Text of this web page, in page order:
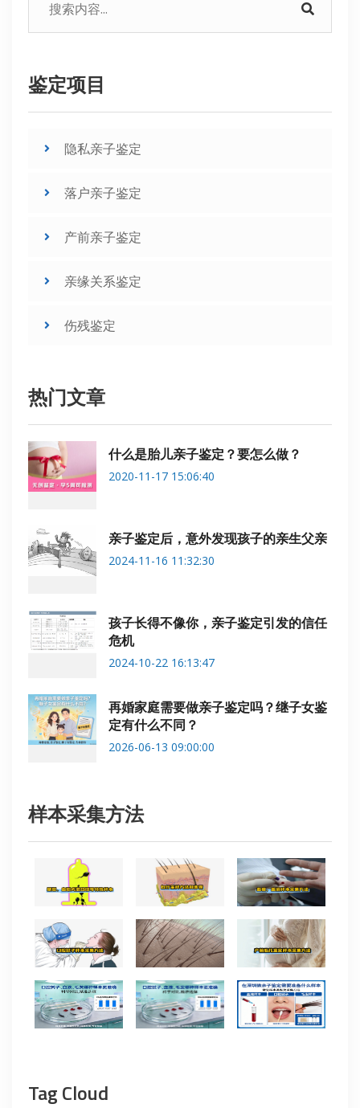
鉴定项目
隐私亲子鉴定
落户亲子鉴定
产前亲子鉴定
亲缘关系鉴定
伤残鉴定
热门文章
什么是胎儿亲子鉴定？要怎么做？
2020-11-17 15:06:40
亲子鉴定后，意外发现孩子的亲生父亲
2024-11-16 11:32:30
孩子长得不像你，亲子鉴定引发的信任
危机
2024-10-22 16:13:47
再婚家庭需要做亲子鉴定吗？继子女鉴
定有什么不同？
2026-06-13 09:00:00
样本采集方法
Tag Cloud